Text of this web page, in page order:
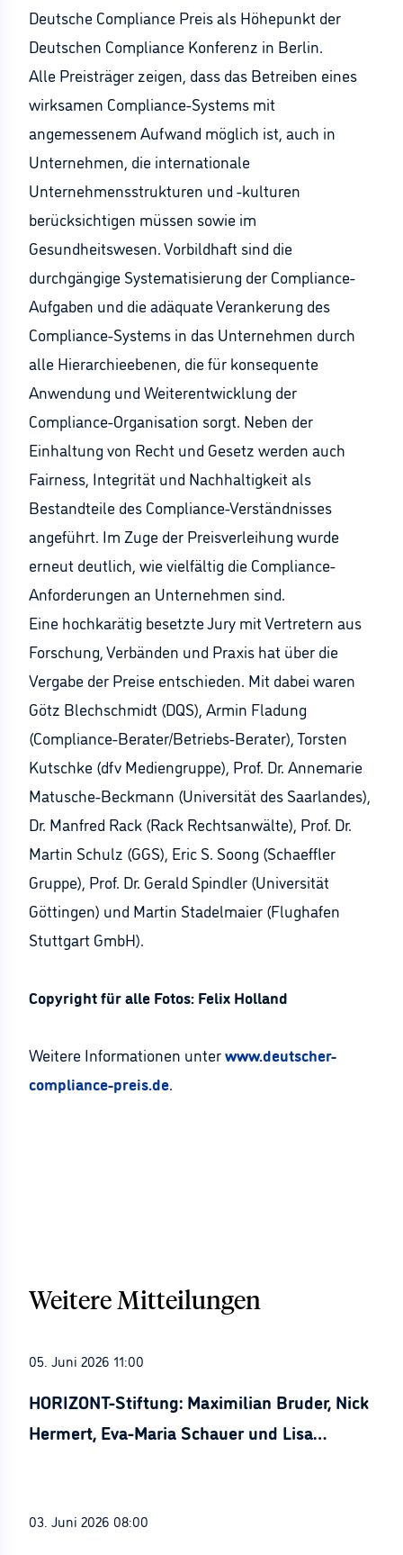
Deutsche Compliance Preis als Höhepunkt der
Deutschen Compliance Konferenz in Berlin.
Alle Preisträger zeigen, dass das Betreiben eines
wirksamen Compliance-Systems mit
angemessenem Aufwand möglich ist, auch in
Unternehmen, die internationale
Unternehmensstrukturen und -kulturen
berücksichtigen müssen sowie im
Gesundheitswesen. Vorbildhaft sind die
durchgängige Systematisierung der Compliance-
Aufgaben und die adäquate Verankerung des
Compliance-Systems in das Unternehmen durch
alle Hierarchieebenen, die für konsequente
Anwendung und Weiterentwicklung der
Compliance-Organisation sorgt. Neben der
Einhaltung von Recht und Gesetz werden auch
Fairness, Integrität und Nachhaltigkeit als
Bestandteile des Compliance-Verständnisses
angeführt. Im Zuge der Preisverleihung wurde
erneut deutlich, wie vielfältig die Compliance-
Anforderungen an Unternehmen sind.
Eine hochkarätig besetzte Jury mit Vertretern aus
Forschung, Verbänden und Praxis hat über die
Vergabe der Preise entschieden. Mit dabei waren
Götz Blechschmidt (DQS), Armin Fladung
(Compliance-Berater/Betriebs-Berater), Torsten
Kutschke (dfv Mediengruppe), Prof. Dr. Annemarie
Matusche-Beckmann (Universität des Saarlandes),
Dr. Manfred Rack (Rack Rechtsanwälte), Prof. Dr.
Martin Schulz (GGS), Eric S. Soong (Schaeffler
Gruppe), Prof. Dr. Gerald Spindler (Universität
Göttingen) und Martin Stadelmaier (Flughafen
Stuttgart GmbH).
Copyright für alle Fotos: Felix Holland
Weitere Informationen unterwww.deutscher-
compliance-preis.de.
Weitere Mitteilungen
05. Juni 2026 11:00
HORIZONT-Stiftung: Maximilian Bruder, Nick
Hermert, Eva-Maria Schauer und Lisa
03. Juni 2026 08:00